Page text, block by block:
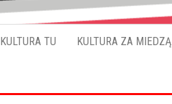
KULTURA TU KULTURA ZA MIEDZĄ